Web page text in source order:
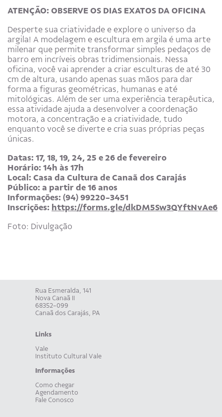
ATENÇÃO: OBSERVE OS DIAS EXATOS DA OFICINA
Desperte sua criatividade e explore o universo da
argila! A modelagem e escultura em argila é uma arte
milenar que permite transformar simples pedaços de
barro em incríveis obras tridimensionais. Nessa
oficina, você vai aprender a criar esculturas de até 30
cm de altura, usando apenas suas mãos para dar
forma a figuras geométricas, humanas e até
mitológicas. Além de ser uma experiência terapêutica,
essa atividade ajuda a desenvolver a coordenação
motora, a concentração e a criatividade, tudo
enquanto você se diverte e cria suas próprias peças
únicas.
Datas: 17, 18, 19, 24, 25 e 26 de fevereiro
Horário: 14h às 17h
Local: Casa da Cultura de Canaã dos Carajás
Público: a partir de 16 anos
Informações: (94) 99220-3451
Inscrições: https://forms.gle/dkDM5Sw3QYftNvAe6
Foto: Divulgação
Rua Esmeralda, 141
Nova Canaã II
68352-099
Canaã dos Carajás, PA
Links
Vale
Instituto Cultural Vale
Informações
Como chegar
Agendamento
Fale Conosco